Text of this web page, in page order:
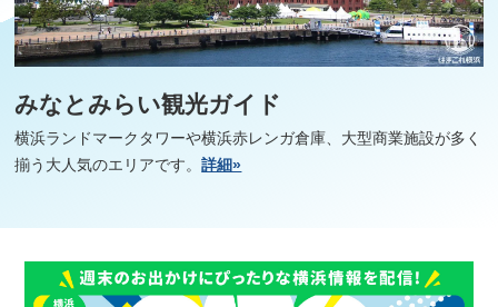
みなとみらい観光ガイド
横浜ランドマークタワーや横浜赤レンガ倉庫、大型商業施設が多く
揃う大人気のエリアです。詳細»